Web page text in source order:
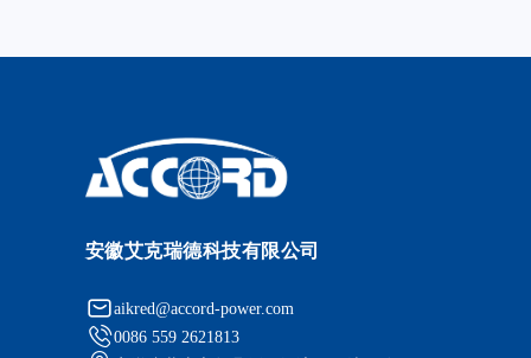
安徽艾克瑞德科技有限公司
aikred@accord-power.com
0086 559 2621813